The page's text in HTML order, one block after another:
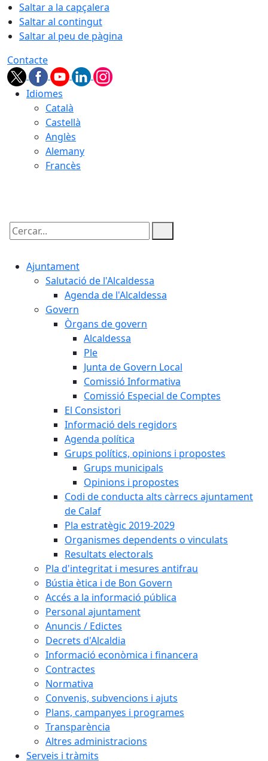
Saltar a la capçalera
Saltar al contingut
Saltar al peu de pàgina
Contacte
Idiomes
Català
Castellà
Anglès
Alemany
Francès
Cercar:
Ajuntament
Salutació de l'Alcaldessa
Agenda de l'Alcaldessa
Govern
Òrgans de govern
Alcaldessa
Ple
Junta de Govern Local
Comissió Informativa
Comissió Especial de Comptes
El Consistori
Informació dels regidors
Agenda política
Grups polítics, opinions i propostes
Grups municipals
Opinions i propostes
Codi de conducta alts càrrecs ajuntament
de Calaf
Pla estratègic 2019-2029
Organismes dependents o vinculats
Resultats electorals
Pla d'integritat i mesures antifrau
Bústia ètica i de Bon Govern
Accés a la informació pública
Personal ajuntament
Anuncis / Edictes
Decrets d'Alcaldia
Informació econòmica i financera
Contractes
Normativa
Convenis, subvencions i ajuts
Plans, campanyes i programes
Transparència
Altres administracions
Serveis i tràmits